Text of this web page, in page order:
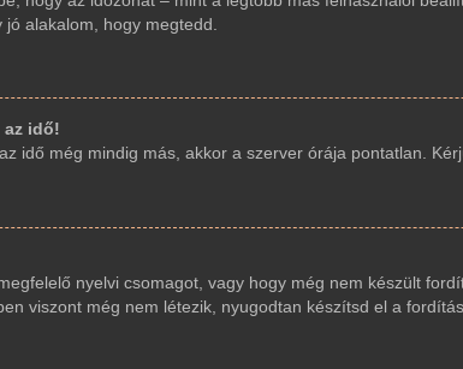
alakalom, hogy megtedd.
az idő!
idő még mindig más, akkor a szerver órája pontatlan.
nyelvi csomagot, vagy hogy még nem készült
viszont még nem létezik, nyugodtan készítsd el a